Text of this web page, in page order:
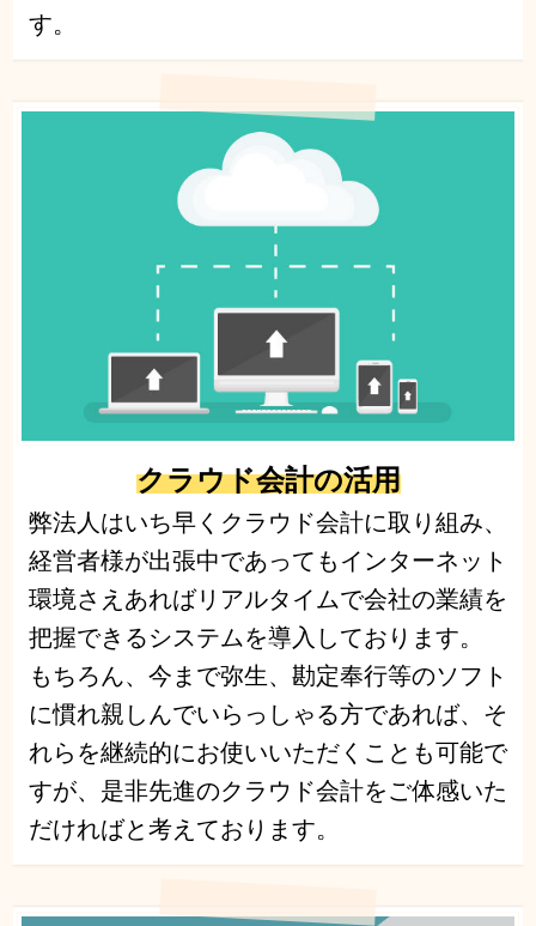
す。
クラウド会計の活用
弊法人はいち早くクラウド会計に取り組み、
経営者様が出張中であってもインターネット
環境さえあればリアルタイムで会社の業績を
把握できるシステムを導入しております。
もちろん、今まで弥生、勘定奉行等のソフト
に慣れ親しんでいらっしゃる方であれば、そ
れらを継続的にお使いいただくことも可能で
すが、是非先進のクラウド会計をご体感いた
だければと考えております。